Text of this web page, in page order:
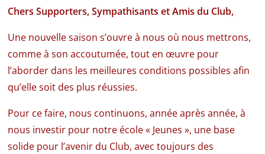
Chers Supporters, Sympathisants et Amis du Club,
Une nouvelle saison s’ouvre à nous où nous mettrons,
comme à son accoutumée, tout en œuvre pour
l’aborder dans les meilleures conditions possibles afin
qu’elle soit des plus réussies.
Pour ce faire, nous continuons, année après année, à
nous investir pour notre école « Jeunes », une base
solide pour l’avenir du Club, avec toujours des